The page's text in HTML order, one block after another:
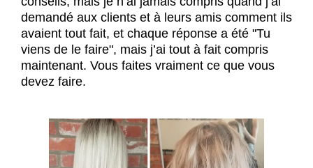
demandé aux clients et à leurs amis comment ils
avaient tout fait, et chaque réponse a été "Tu
viens de le faire", mais j’ai tout à fait compris
maintenant. Vous faites vraiment ce que vous
devez faire.